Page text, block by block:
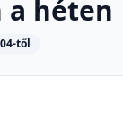
a héten
től